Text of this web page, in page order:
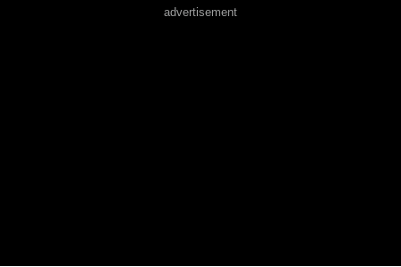
advertisement